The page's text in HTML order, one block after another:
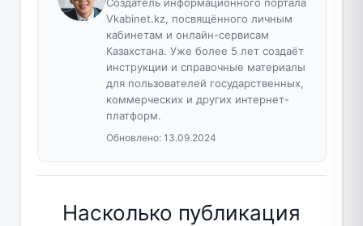
Vkabinet.kz, посвящённого личным
кабинетам и онлайн-сервисам
Казахстана. Уже более 5 лет создаёт
инструкции и справочные материалы
для пользователей государственных,
коммерческих и других интернет-
платформ.
Обновлено: 13.09.2024
Насколько публикация